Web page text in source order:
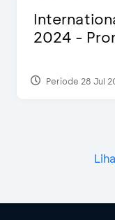
2024 -
Periode 28 Jul